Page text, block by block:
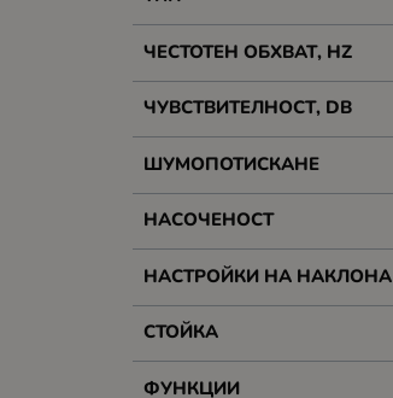
ЧЕСТОТЕН ОБХВАТ, HZ
ЧУВСТВИТЕЛНОСТ, DB
ШУМОПОТИСКАНЕ
НАСОЧЕНОСТ
НАСТРОЙКИ НА НАКЛОНА
СТОЙКА
ФУНКЦИИ